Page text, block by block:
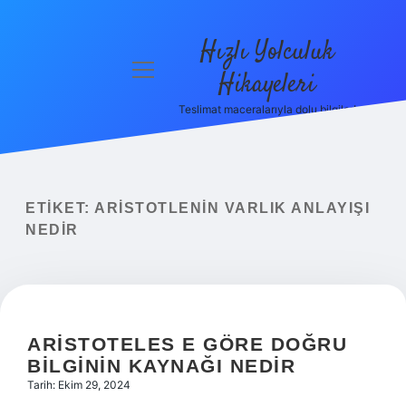
Yasal Uyarı
menüyü
Hızlı Yolculuk
Hikayeleri
Teslimat maceralarıyla dolu bilgiler!
ETIKET: ARISTOTLENIN VARLIK ANLAYIŞI
NEDIR
ARISTOTELES E GÖRE DOĞRU
BILGININ KAYNAĞI NEDIR
Tarih: Ekim 29, 2024